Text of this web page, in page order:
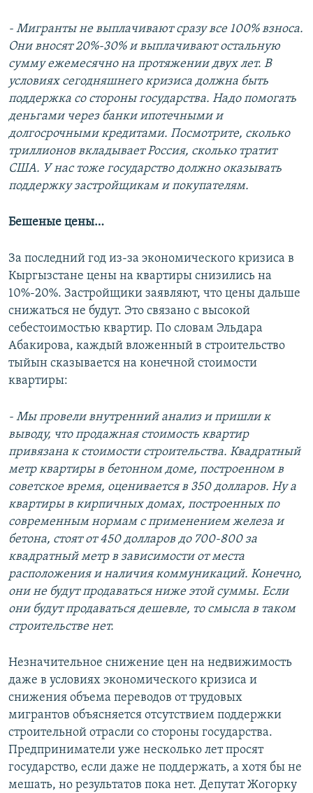
- Мигранты не выплачивают сразу все 100% взноса.
Они вносят 20%-30% и выплачивают остальную
сумму ежемесячно на протяжении двух лет. В
условиях сегодняшнего кризиса должна быть
поддержка со стороны государства. Надо помогать
деньгами через банки ипотечными и
долгосрочными кредитами. Посмотрите, сколько
триллионов вкладывает Россия, сколько тратит
США. У нас тоже государство должно оказывать
поддержку застройщикам и покупателям.
Бешеные цены…
За последний год из-за экономического кризиса в
Кыргызстане цены на квартиры снизились на
10%-20%. Застройщики заявляют, что цены дальше
снижаться не будут. Это связано с высокой
себестоимостью квартир. По словам Эльдара
Абакирова, каждый вложенный в строительство
тыйын сказывается на конечной стоимости
квартиры:
- Мы провели внутренний анализ и пришли к
выводу, что продажная стоимость квартир
привязана к стоимости строительства. Квадратный
метр квартиры в бетонном доме, построенном в
советское время, оценивается в 350 долларов. Ну а
квартиры в кирпичных домах, построенных по
современным нормам с применением железа и
бетона, стоят от 450 долларов до 700-800 за
квадратный метр в зависимости от места
расположения и наличия коммуникаций. Конечно,
они не будут продаваться ниже этой суммы. Если
они будут продаваться дешевле, то смысла в таком
строительстве нет.
Незначительное снижение цен на недвижимость
даже в условиях экономического кризиса и
снижения объема переводов от трудовых
мигрантов объясняется отсутствием поддержки
строительной отрасли со стороны государства.
Предприниматели уже несколько лет просят
государство, если даже не поддержать, а хотя бы не
мешать, но результатов пока нет. Депутат Жогорку